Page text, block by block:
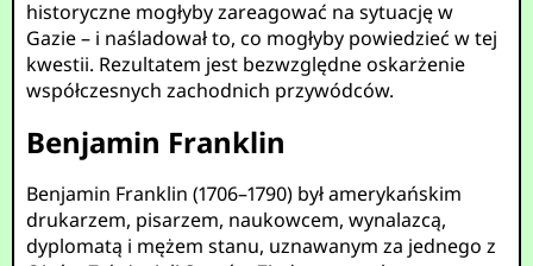
historyczne mogłyby zareagować na sytuację w
Gazie – i naśladował to, co mogłyby powiedzieć w tej
kwestii. Rezultatem jest bezwzględne oskarżenie
współczesnych zachodnich przywódców.
Benjamin Franklin
Benjamin Franklin (1706–1790) był amerykańskim
drukarzem, pisarzem, naukowcem, wynalazcą,
dyplomatą i mężem stanu, uznawanym za jednego z